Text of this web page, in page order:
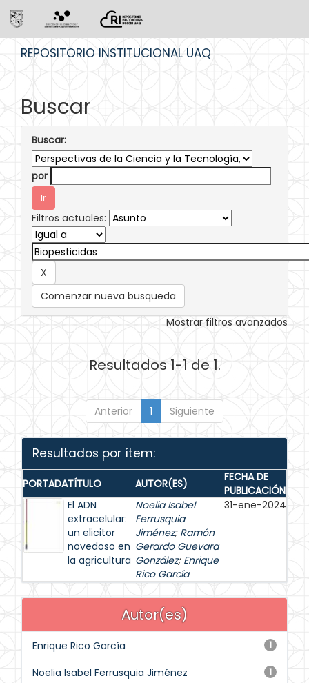
REPOSITORIO INSTITUCIONAL UAQ
Buscar
Buscar:
por
Filtros actuales:
Comenzar nueva busqueda
Mostrar filtros avanzados
Resultados 1-1 de 1.
Anterior 1 Siguiente
Resultados por ítem:
PORTADATÍTULO AUTOR(ES)
FECHA DE
PUBLICACIÓN
El ADN
extracelular:
un elicitor
novedoso en
la agricultura
Noelia Isabel
Ferrusquia
Jiménez; Ramón
Gerardo Guevara
González; Enrique
Rico García
31-ene-2024
Autor(es)
1
Enrique Rico García
1
Noelia Isabel Ferrusquia Jiménez